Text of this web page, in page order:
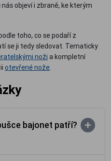
nás objeví i zbraně, ke kterým
toho, co se podaří z
se ji tedy sledovat. Tematicky
noži a kompletní
otevřené nože.
bajonet patří?